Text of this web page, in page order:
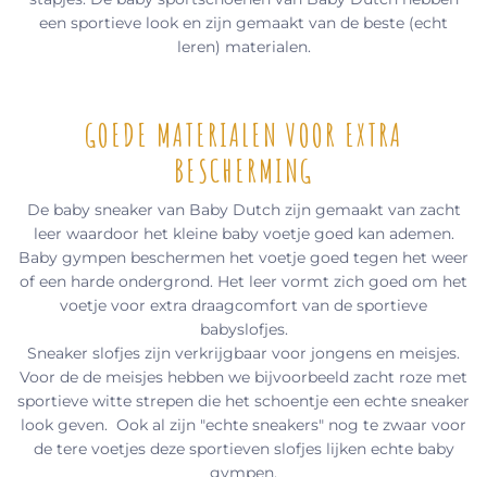
een sportieve look en zijn gemaakt van de beste (echt
leren) materialen.
GOEDE MATERIALEN VOOR EXTRA
BESCHERMING
De baby sneaker van Baby Dutch zijn gemaakt van zacht
leer waardoor het kleine baby voetje goed kan ademen.
Baby gympen beschermen het voetje goed tegen het weer
of een harde ondergrond. Het leer vormt zich goed om het
voetje voor extra draagcomfort van de sportieve
babyslofjes.
Sneaker slofjes zijn verkrijgbaar voor jongens en meisjes.
Voor de de meisjes hebben we bijvoorbeeld zacht roze met
sportieve witte strepen die het schoentje een echte sneaker
look geven. Ook al zijn "echte sneakers" nog te zwaar voor
de tere voetjes deze sportieven slofjes lijken echte baby
gympen.